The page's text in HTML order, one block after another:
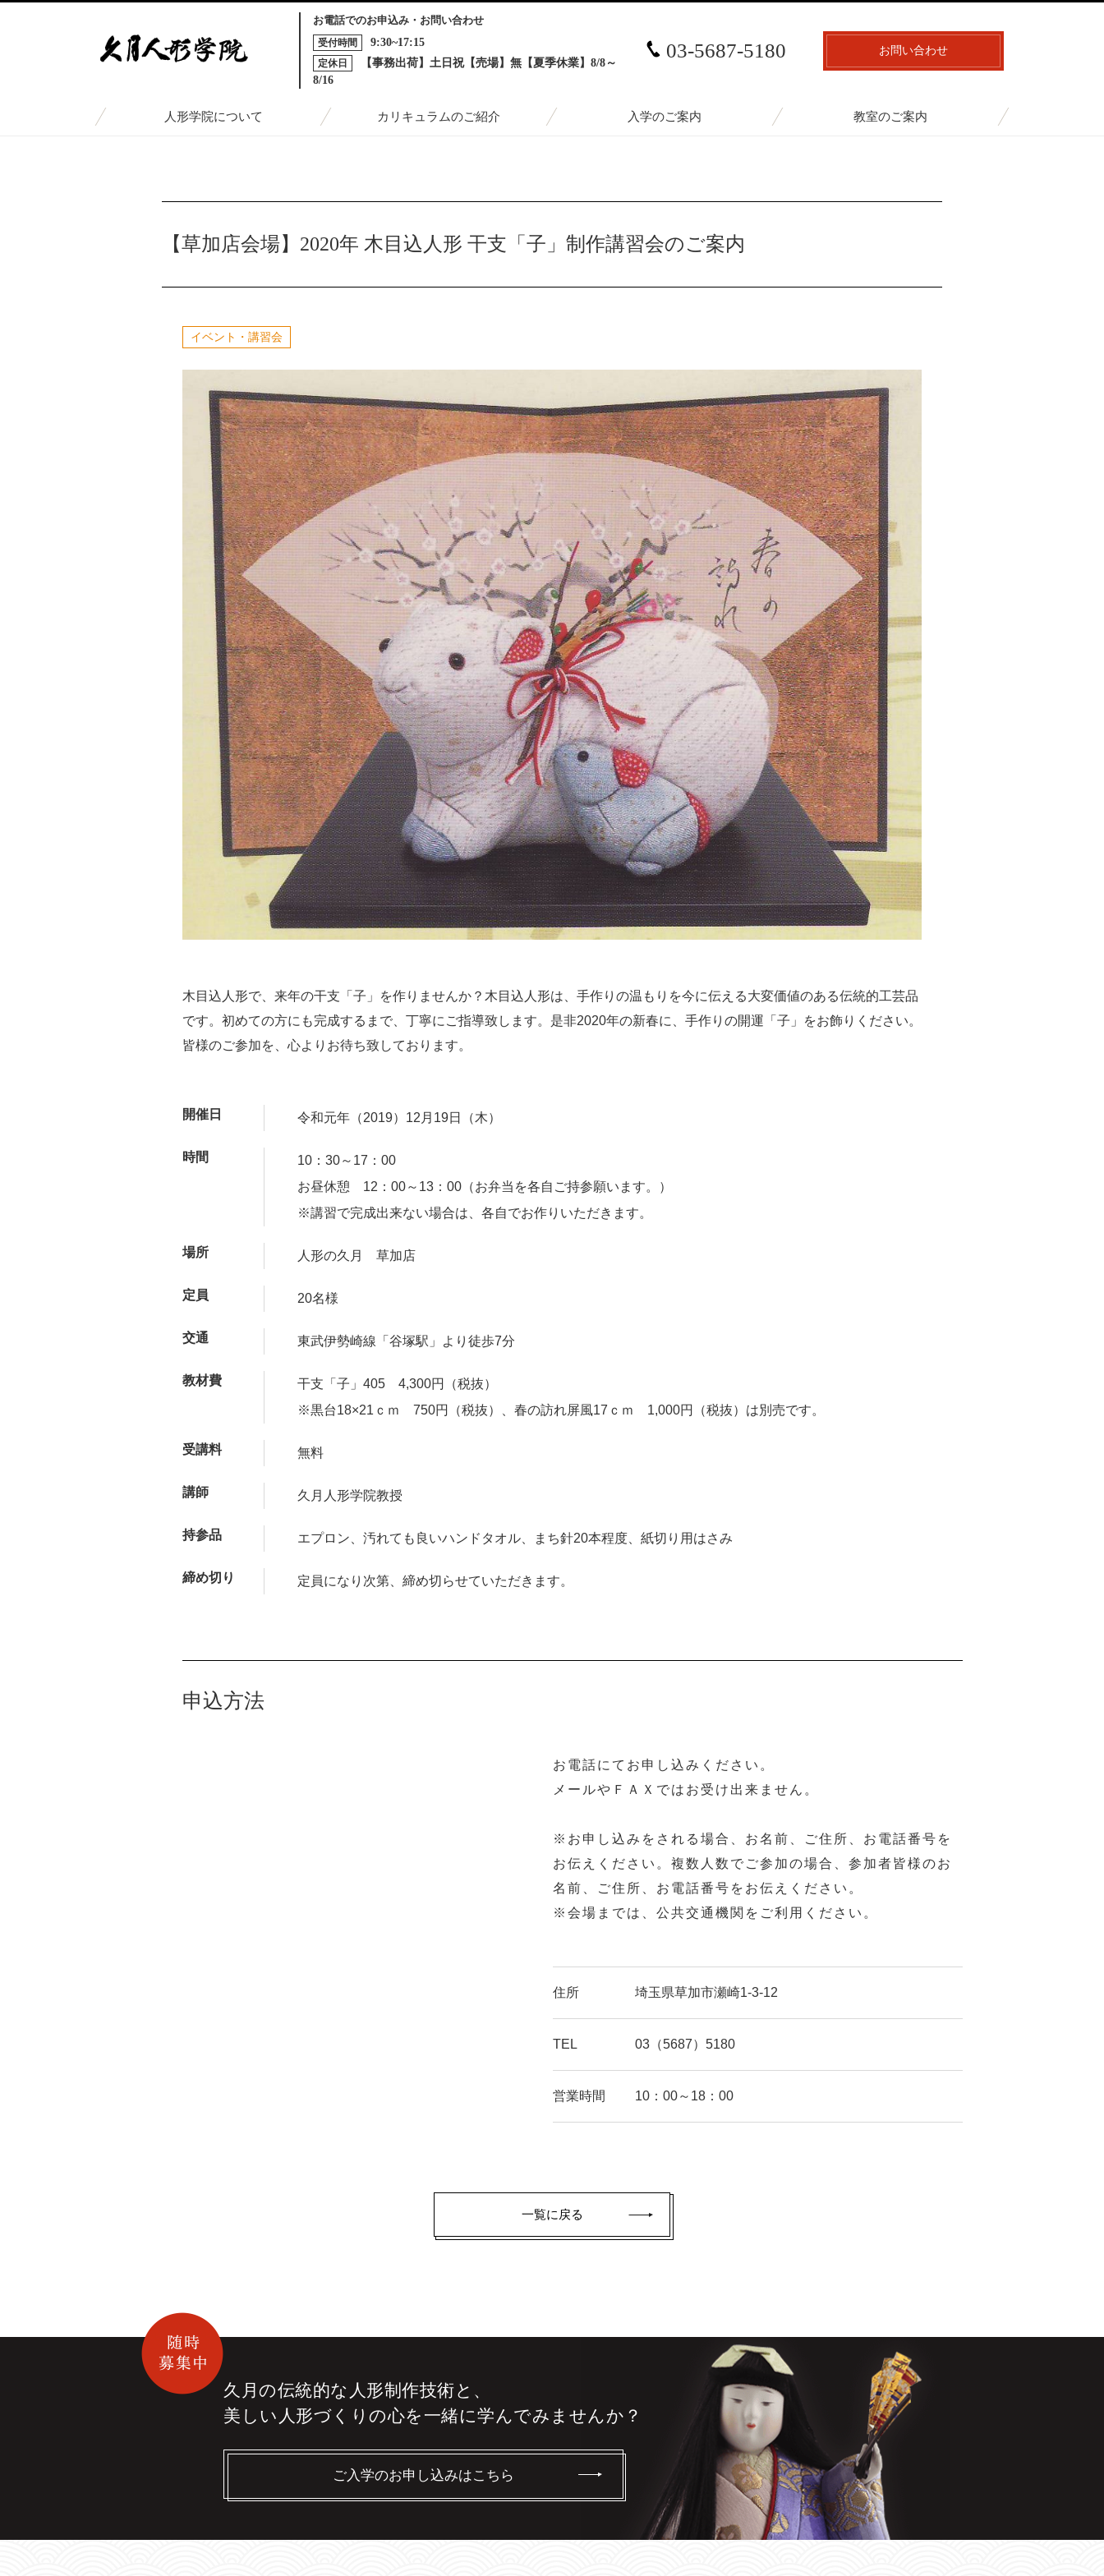
お電話でのお申込み・お問い合わせ
受付時間 9:30~17:15
定休日
【事務出荷】土日祝【売場】無【夏季休業】8/8～
8/16
03-5687-5180 お問い合わせ
人形学院について カリキュラムのご紹介 入学のご案内 教室のご案内
トピックス一覧 【草加店会場】2020年 木目込人形 干支「子」制作講習会のご案内
【草加店会場】2020年 木目込人形 干支「子」制作講習会のご案内
イベント・講習会
木目込人形で、来年の干支「子」を作りませんか？木目込人形は、手作りの温もりを今に伝える大変価値のある伝統的工芸品
です。初めての方にも完成するまで、丁寧にご指導致します。是非2020年の新春に、手作りの開運「子」をお飾りください。
皆様のご参加を、心よりお待ち致しております。
開催日 令和元年（2019）12月19日（木）
時間
10：30～17：00
お昼休憩 12：00～13：00（お弁当を各自ご持参願います。）
※講習で完成出来ない場合は、各自でお作りいただきます。
場所 人形の久月 草加店
定員 20名様
交通 東武伊勢崎線「谷塚駅」より徒歩7分
教材費
干支「子」405 4,300円（税抜）
※黒台18×21ｃｍ 750円（税抜）、春の訪れ屏風17ｃｍ 1,000円（税抜）は別売です。
受講料 無料
講師 久月人形学院教授
持参品 エプロン、汚れても良いハンドタオル、まち針20本程度、紙切り用はさみ
締め切り 定員になり次第、締め切らせていただきます。
申込方法
お電話にてお申し込みください。
メールやＦＡＸではお受け出来ません。
※お申し込みをされる場合、お名前、ご住所、お電話番号を
お伝えください。複数人数でご参加の場合、参加者皆様のお
名前、ご住所、お電話番号をお伝えください。
※会場までは、公共交通機関をご利用ください。
住所 埼玉県草加市瀬崎1-3-12
TEL 03（5687）5180
営業時間 10：00～18：00
一覧に戻る
久月の伝統的な 人形制作技術と、
美しい人形づくりの心を 一緒に学んでみませんか？
ご入学のお申し込みはこちら